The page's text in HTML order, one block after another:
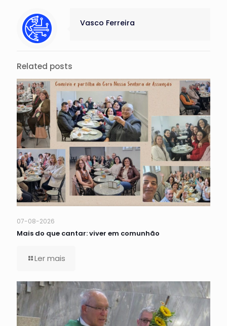
Vasco Ferreira
Related posts
07-08-2026
Mais do que cantar: viver em comunhão
Ler mais